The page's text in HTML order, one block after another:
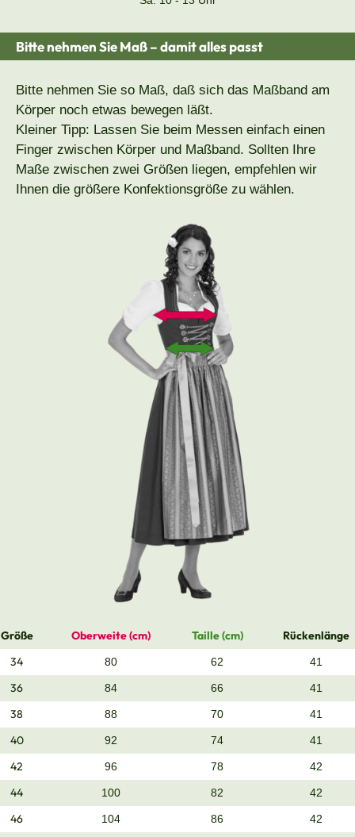
Bitte nehmen Sie Maß – damit alles passt
Bitte nehmen Sie so Maß, daß sich das Maßband am
Körper noch etwas bewegen läßt.
Kleiner Tipp: Lassen Sie beim Messen einfach einen
Finger zwischen Körper und Maßband. Sollten Ihre
Maße zwischen zwei Größen liegen, empfehlen wir
Ihnen die größere Konfektionsgröße zu wählen.
Größe Oberweite (cm) Taille (cm)
Rückenlänge
34
80 62 41
36 84 66 41
38 88 70 41
40 92 74 41
42 96 78 42
44 100 82 42
46 104 86 42